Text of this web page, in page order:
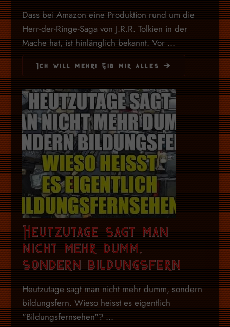
Dass bei Amazon eine Produktion rund um die
Herr-der-Ringe-Saga von J.R.R. Tolkien in der
Mache hat, ist hinlänglich bekannt. Vor ...
Ich will mehr! Gib mir alles ➔
Heutzutage sagt man
nicht mehr dumm,
sondern bildungsfern
Heutzutage sagt man nicht mehr dumm, sondern
bildungsfern. Wieso heisst es eigentlich
"Bildungsfernsehen"? ...